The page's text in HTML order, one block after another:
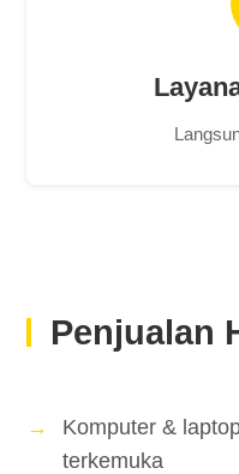
Penjualan
Komputer &
terkemuka